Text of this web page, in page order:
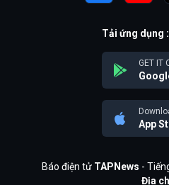
Tải ứng dụng :
GET IT
App
Báo điện tử TAPNews -
Địa